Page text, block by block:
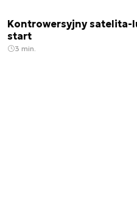
Kontrowersyjny satelita-
start
3 min.